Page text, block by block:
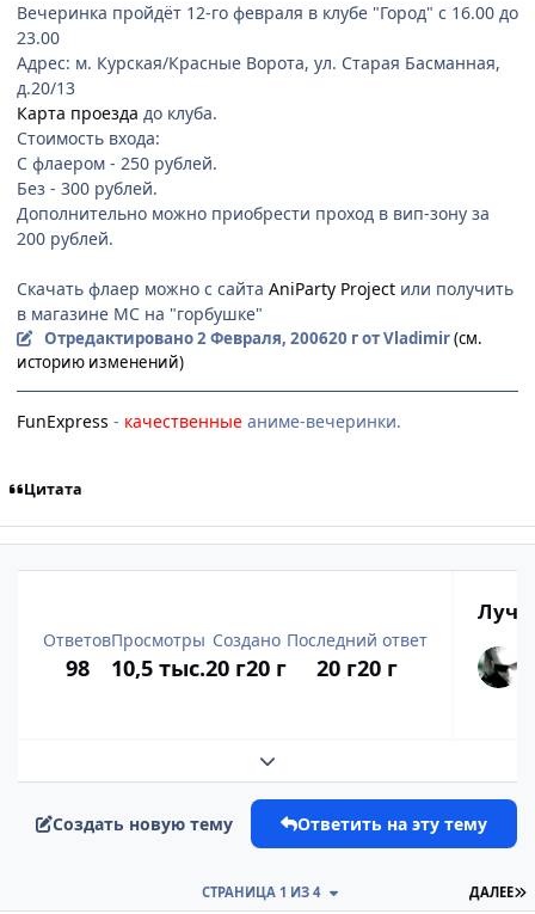
Вечеринка пройдёт 12-го февраля в клубе "Город" с 16.00 до
23.00
Адрес: м. Курская/Красные Ворота, ул. Старая Басманная,
д.20/13
Карта проезда до клуба.
Стоимость входа:
С флаером - 250 рублей.
Без - 300 рублей.
Дополнительно можно приобрести проход в вип-зону за
200 рублей.
Скачать флаер можно с сайта AniParty Project или получить
в магазине МС на "горбушке"
Отредактировано2 Февраля, 200620 гот Vladimir(см.
историю изменений)
FunExpress - качественные аниме-вечеринки.
Цитата
Ответов
98
Просмотры
10,5 тыс.
Создано
20 г20 г
Последний ответ
20 г20 г
Развернуть обзор темы
Создать новую тему Ответить на эту тему
ДАЛЕЕ
СТРАНИЦА 1 ИЗ 4